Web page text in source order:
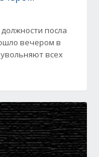
посла
вечером в
всех